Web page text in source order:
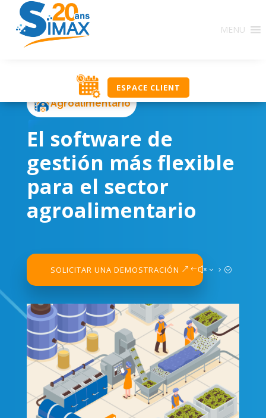
MENU
ESPACE CLIENT
Agroalimentario
El software de
gestión más flexible
para el sector
agroalimentario
SOLICITAR UNA DEMOSTRACIÓN